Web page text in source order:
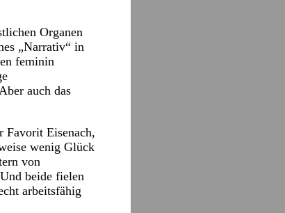
Organen
„Narrativ“ in
feminin
auch das
Favorit Eisenach,
wenig Glück
von
beide fielen
arbeitsfähig